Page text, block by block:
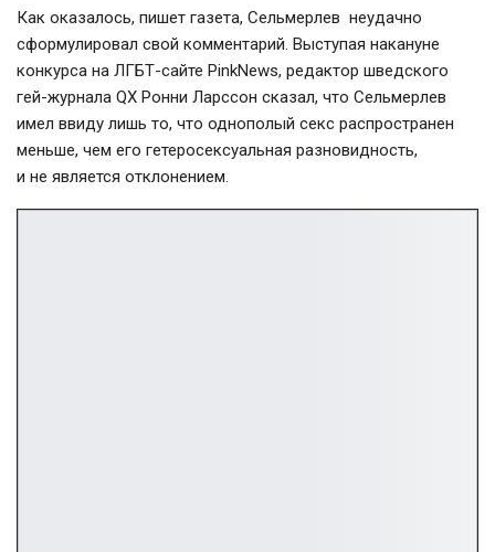
Как оказалось, пишет газета, Сельмерлев неудачно
сформулировал свой комментарий. Выступая накануне
конкурса на ЛГБТ-сайте PinkNews, редактор шведского
гей-журнала QX Ронни Ларссон сказал, что Сельмерлев
имел ввиду лишь то, что однополый секс распространен
меньше, чем его гетеросексуальная разновидность,
и не является отклонением.